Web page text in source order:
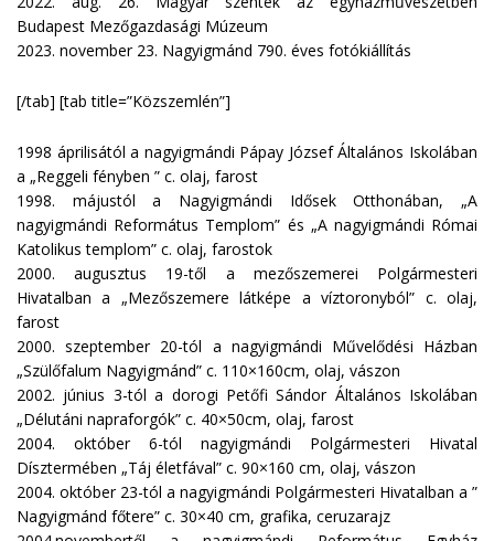
Budapest Mezőgazdasági Múzeum
2023. november 23. Nagyigmánd 790. éves fotókiállítás
[/tab] [tab title=”Közszemlén”]
1998 áprilisától a nagyigmándi Pápay József Általános Iskolában
a „Reggeli fényben ” c. olaj, farost
1998. májustól a Nagyigmándi Idősek Otthonában, „A
nagyigmándi Református Templom” és „A nagyigmándi Római
Katolikus templom” c. olaj, farostok
2000. augusztus 19-től a mezőszemerei Polgármesteri
Hivatalban a „Mezőszemere látképe a víztoronyból” c. olaj,
farost
2000. szeptember 20-tól a nagyigmándi Művelődési Házban
„Szülőfalum Nagyigmánd” c. 110×160cm, olaj, vászon
2002. június 3-tól a dorogi Petőfi Sándor Általános Iskolában
„Délutáni napraforgók” c. 40×50cm, olaj, farost
2004. október 6-tól nagyigmándi Polgármesteri Hivatal
Dísztermében „Táj életfával” c. 90×160 cm, olaj, vászon
2004. október 23-tól a nagyigmándi Polgármesteri Hivatalban a ”
Nagyigmánd főtere” c. 30×40 cm, grafika, ceruzarajz